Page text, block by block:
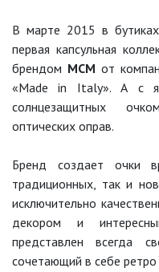
В марте 2015 в бутиках
первая капсульная
брендом MCM от
«Made in Italy». А с
солнцезащитных
оптических оправ.
Бренд создает очки
традиционных, так и
исключительно
декором и
представлен всегда
сочетающий в себе